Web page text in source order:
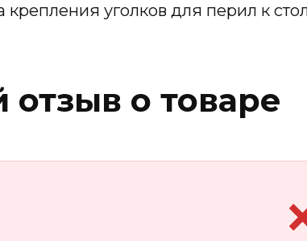
уголков для перил к
отзыв о товаре